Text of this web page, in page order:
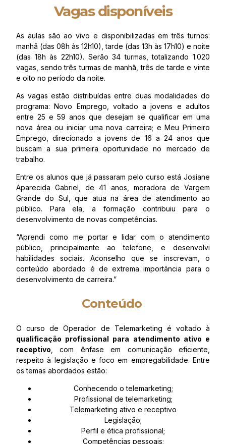
Vagas disponíveis
As aulas são ao vivo e disponibilizadas em três turnos:
manhã (das 08h às 12h10), tarde (das 13h às 17h10) e noite
(das 18h às 22h10). Serão 34 turmas, totalizando 1.020
vagas, sendo três turmas de manhã, três de tarde e vinte
e oito no período da noite.
As vagas estão distribuídas entre duas modalidades do
programa: Novo Emprego, voltado a jovens e adultos
entre 25 e 59 anos que desejam se qualificar em uma
nova área ou iniciar uma nova carreira; e Meu Primeiro
Emprego, direcionado a jovens de 16 a 24 anos que
buscam a sua primeira oportunidade no mercado de
trabalho.
Entre os alunos que já passaram pelo curso está Josiane
Aparecida Gabriel, de 41 anos, moradora de Vargem
Grande do Sul, que atua na área de atendimento ao
público. Para ela, a formação contribuiu para o
desenvolvimento de novas competências.
“Aprendi como me portar e lidar com o atendimento
público, principalmente ao telefone, e desenvolvi
habilidades sociais. Aconselho que se inscrevam, o
conteúdo abordado é de extrema importância para o
desenvolvimento de carreira.”
Conteúdo
O curso de Operador de Telemarketing é voltado à
qualificação profissional para atendimento ativo e
receptivo, com ênfase em comunicação eficiente,
respeito à legislação e foco em empregabilidade. Entre
os temas abordados estão:
Conhecendo o telemarketing;
Profissional de telemarketing;
Telemarketing ativo e receptivo
Legislação;
Perfil e ética profissional;
Competências pessoais;